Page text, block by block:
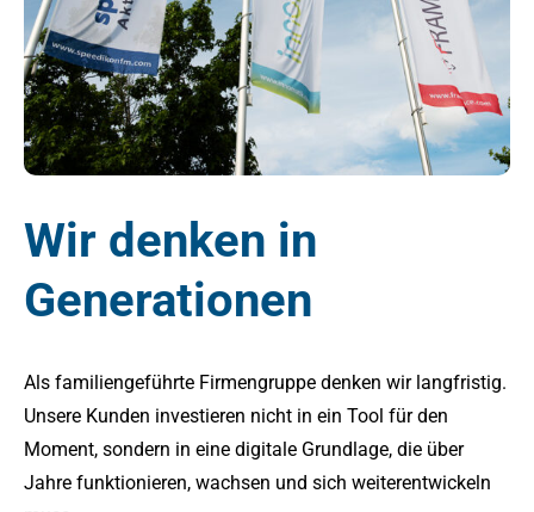
Wir denken in
Generationen
Als familiengeführte Firmengruppe denken wir langfristig.
Unsere Kunden investieren nicht in ein Tool für den
Moment, sondern in eine digitale Grundlage, die über
Jahre funktionieren, wachsen und sich weiterentwickeln